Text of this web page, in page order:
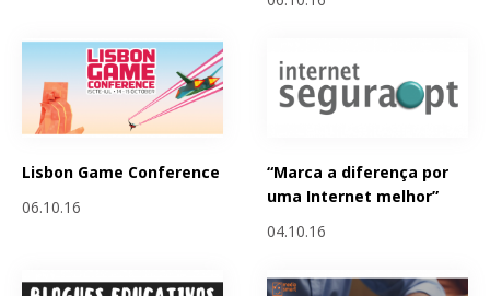
Lisbon Game Conference
06.10.16
“Marca a diferença por
uma Internet melhor”
04.10.16